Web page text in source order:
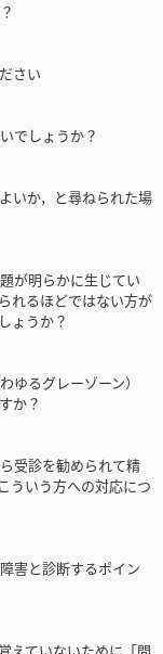
さい
でしょうか？
いか，と尋ねられた場
が明らかに生じてい
れるほどではない方が
ょうか？
るグレーゾーン）
か？
受診を勧められて精
ういう方への対応につ
害と診断するポイン